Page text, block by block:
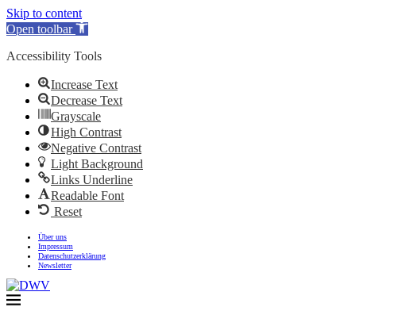
Skip to content
Open toolbar
Accessibility Tools
Increase Text
Decrease Text
Grayscale
High Contrast
Negative Contrast
Light Background
Links Underline
Readable Font
Reset
Über uns
Impressum
Datenschutzerklärung
Newsletter